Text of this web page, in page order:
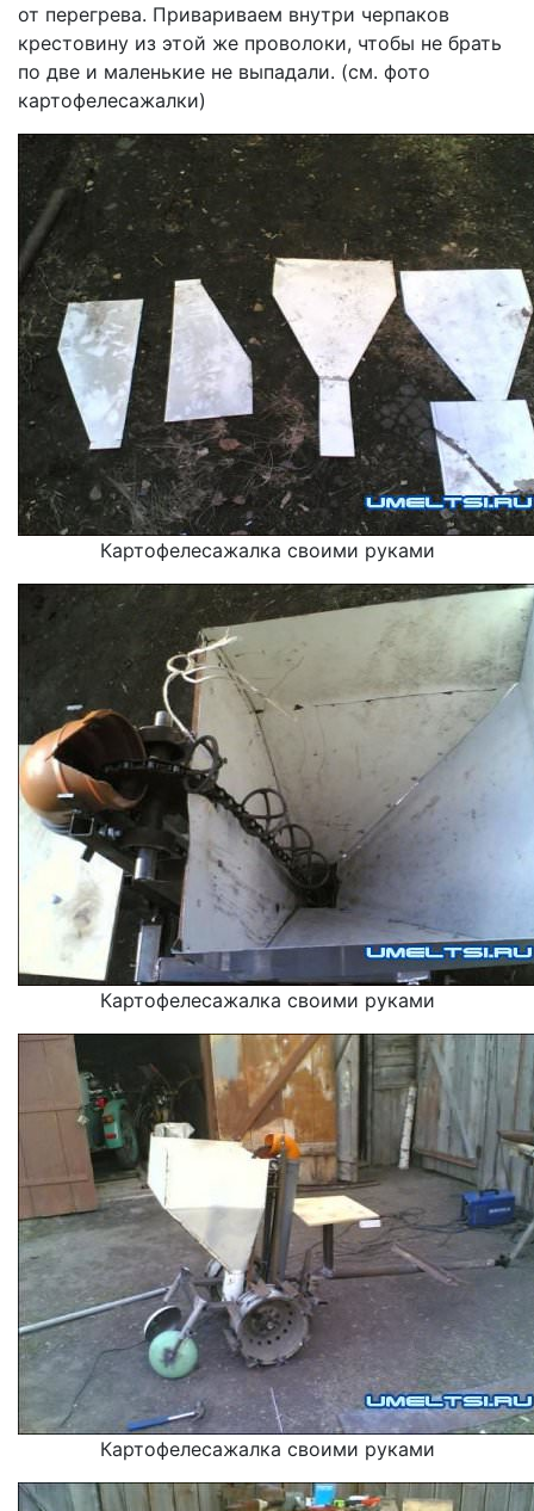
от перегрева. Привариваем внутри черпаков
крестовину из этой же проволоки, чтобы не брать
по две и маленькие не выпадали. (см. фото
картофелесажалки)
Картофелесажалка своими руками
Картофелесажалка своими руками
Картофелесажалка своими руками